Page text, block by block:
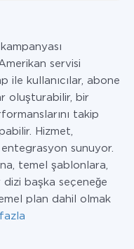
servisi
ile kullanıcılar, abone
oluşturabilir, bir
takip
Hizmet,
sunuyor.
temel şablonlara,
başka seçeneğe
plan dahil olmak